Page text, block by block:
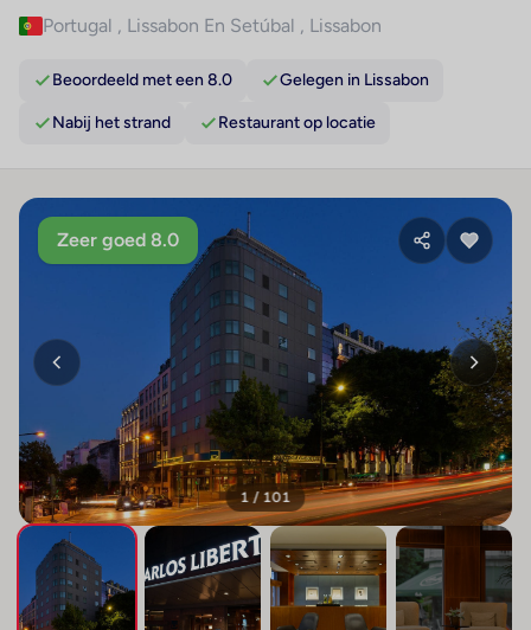
Portugal , Lissabon En Setúbal , Lissabon
Beoordeeld met een 8.0 Gelegen in Lissabon
Nabij het strand Restaurant op locatie
Zeer goed 8.0
1 / 101